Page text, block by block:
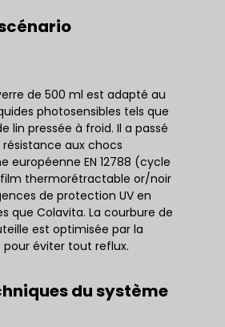
de 500 ml est adapté au
photosensibles tels que
lin pressée à froid. Il a passé
aux chocs
européenne EN 12788 (cycle
film thermorétractable or/noir
de protection UV en
que Colavita. La courbure de
est optimisée par la
éviter tout reflux.
du système